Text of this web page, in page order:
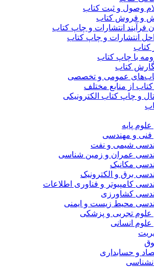
وصول و ثبت کتاب
و فروش کتاب
فرآیند انتشارات و چاپ کتاب
انتشارات و چاپ کتاب
کتاب
با چاپ کتاب
کتاب
عمومی و تخصصی
از منابع مختلف
و چاپ کتاب الکترونیکی
پایه
فنی و مهندسی
شیمی و نفت
عمران و زمین شناسی
مکانیک
برق و الکترونیک
کامپیوتر و فناوری اطلاعات
کشاورزی
محیط زیست و ایمنی
علوم تجربی و پزشکی
انسانی
و حسابداری